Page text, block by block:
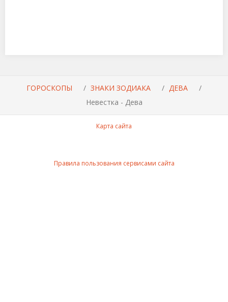
ГОРОСКОПЫ ЗНАКИ ЗОДИАКА
ДЕВА
Невестка - Дева
Карта сайта
Правила пользования сервисами сайта